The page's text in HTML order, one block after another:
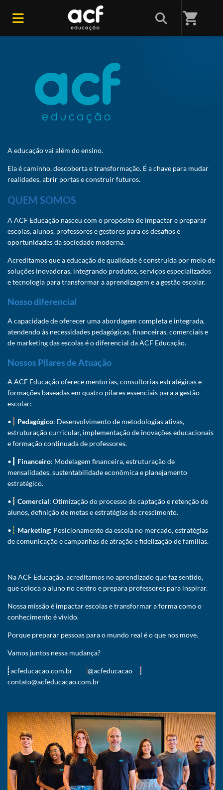
shopping_cart
Home
ACF Educação - Impactando e preparando escolas, alunos,
professores e gestores.
A educação vai além do ensino.
Ela é caminho, descoberta e transformação. É a chave para mudar
realidades, abrir portas e construir futuros.
QUEM SOMOS
A ACF Educação nasceu com o propósito de impactar e preparar
escolas, alunos, professores e gestores para os desafios e
oportunidades da sociedade moderna.
Acreditamos que a educação de qualidade é construída por meio de
soluções inovadoras, integrando produtos, serviços especializados
e tecnologia para transformar a aprendizagem e a gestão escolar.
Nosso diferencial
A capacidade de oferecer uma abordagem completa e integrada,
atendendo às necessidades pedagógicas, financeiras, comerciais e
de marketing das escolas é o diferencial da ACF Educação.
Nossos Pilares de Atuação
A ACF Educação oferece mentorias, consultorias estratégicas e
formações baseadas em quatro pilares essenciais para a gestão
escolar:
• Pedagógico: Desenvolvimento de metodologias ativas,
estruturação curricular, implementação de inovações educacionais
e formação continuada de professores.
• Financeiro: Modelagem financeira, estruturação de
mensalidades, sustentabilidade econômica e planejamento
estratégico.
• Comercial: Otimização do processo de captação e retenção de
alunos, definição de metas e estratégias de crescimento.
• Marketing: Posicionamento da escola no mercado, estratégias
de comunicação e campanhas de atração e fidelização de famílias.
Na ACF Educação, acreditamos no aprendizado que faz sentido,
que coloca o aluno no centro e prepara professores para inspirar.
Nossa missão é impactar escolas e transformar a forma como o
conhecimento é vivido.
Porque preparar pessoas para o mundo real é o que nos move.
Vamos juntos nessa mudança?
acfeducacao.com.br
@acfeducacao
contato@acfeducacao.com.br